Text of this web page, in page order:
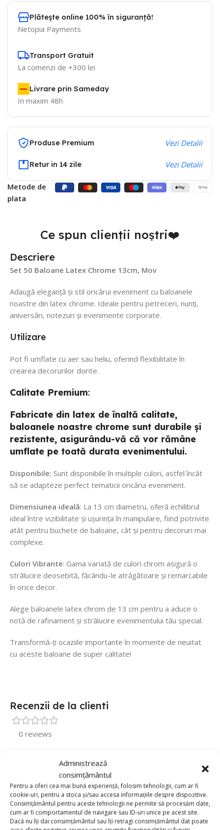
Administrează
consimțământul
Pentru a oferi cea mai bună experiență, folosim tehnologii, cum ar fi
cookie-uri, pentru a stoca și/sau accesa informațiile despre dispozitive.
Consimțământul pentru aceste tehnologii ne permite să procesăm date,
cum ar fi comportamentul de navigare sau ID-uri unice pe acest site.
Dacă nu îți dai consimțământul sau îți retragi consimțământul dat poate
Plătește online 100% în siguranță!
Netopia Payments
Transport Gratuit
La comenzi de +300 lei
Livrare prin Sameday
In maxim 48h
Produse Premium Vezi Detalii
Retur in 14 zile Vezi Detalii
Metode de
plata
Ce spun clienții noștri❤️
Descriere
Set 50 Baloane Latex Chrome 13cm, Mov
Adaugă eleganță și stil oricărui eveniment cu baloanele
noastre din latex chrome. Ideale pentru petreceri, nunți,
aniversări, notezuri și evenimente corporate.
Utilizare
Pot fi umflate cu aer sau heliu, oferind flexibilitate în
crearea decorurilor dorite.
Calitate Premium:
Fabricate din latex de înaltă calitate,
baloanele noastre chrome sunt durabile și
rezistente, asigurându-vă că vor rămâne
umflate pe toată durata evenimentului.
Disponibile: Sunt disponibile în multiple culori, astfel încât
să se adapteze perfect tematicii oricărui eveniment.
Dimensiunea ideală: La 13 cm diametru, oferă echilibrul
ideal între vizibilitate și ușurința în manipulare, fiind potrivite
atât pentru buchete de baloane, cât și pentru decoruri mai
complexe.
Culori Vibrante: Gama variată de culori chrom asigură o
strălucire deosebită, făcându-le atrăgătoare și remarcabile
în orice decor.
Alege baloanele latex chrom de 13 cm pentru a aduce o
notă de rafinament și strălucire evenimentului tău special.
Transformă-ți ocaziile importante în momente de neuitat
cu aceste baloane de super calitate!
Recenzii de la clienti
0 reviews
0
0
0
0
Fii primul care scrii o recenzie pentru „Set 50 Baloane